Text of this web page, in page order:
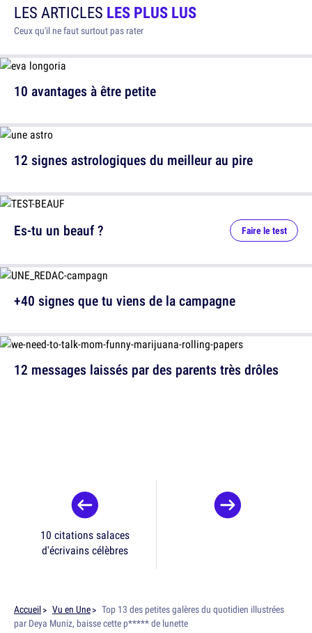
LES ARTICLES LES PLUS LUS
Ceux qu'il ne faut surtout pas rater
10 avantages à être petite
12 signes astrologiques du meilleur au pire
12 messages laissés par des parents très drôles
Es-tu un beauf ? Faire le test
+40 signes que tu viens de la campagne
10 citations salaces
d'écrivains célèbres
Accueil Vu en Une
Top 13 des petites galères du quotidien illustrées
par Deya Muniz, baisse cette p***** de lunette